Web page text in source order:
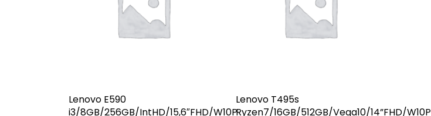
Lenovo E590
i3/8GB/256GB/IntHD/15,6″FHD/W10P
Lenovo T495s
Ryzen7/16GB/512GB/Vega10/14”FHD/W10P